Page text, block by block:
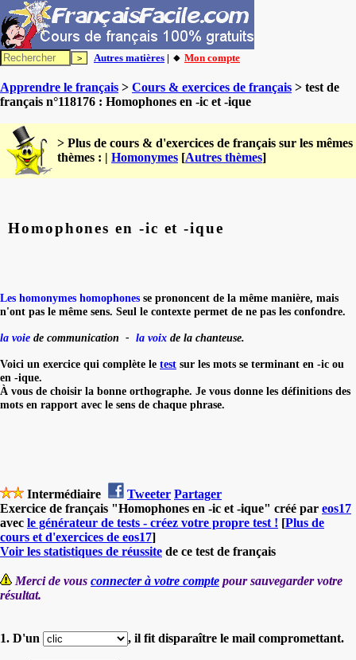
Autres matières | 🔸 Mon compte
Apprendre le français > Cours & exercices de français > test de
français n°118176 : Homophones en -ic et -ique
> Plus de cours & d'exercices de français sur les mêmes
thèmes : | Homonymes [Autres thèmes]
Homophones en -ic et -ique
Les homonymes homophones se prononcent de la même manière, mais
n'ont pas le même sens. Seul le contexte permet de ne pas les confondre.
la voie de communication - la voix de la chanteuse.
Voici un exercice qui complète le test sur les mots se terminant en -ic ou
en -ique.
À vous de choisir la bonne orthographe. Je vous donne les définitions des
mots en rapport avec le sens de chaque phrase.
Intermédiaire Tweeter Partager
Exercice de français "Homophones en -ic et -ique" créé par eos17
avec le générateur de tests - créez votre propre test ! [Plus de
cours et d'exercices de eos17]
Voir les statistiques de réussite de ce test de français
Merci de vous connecter à votre compte pour sauvegarder votre
résultat.
1. D'un , il fit disparaître le mail compromettant.